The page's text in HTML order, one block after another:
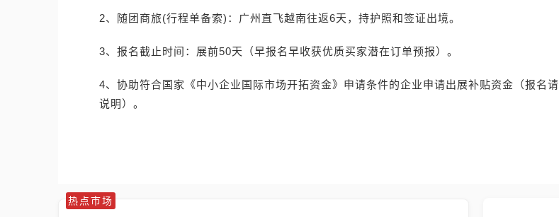
2、随团商旅(行程单备索)：广州直飞越南往返6天，持护照和签证出境。
3、报名截止时间：展前50天（早报名早收获优质买家潜在订单预报）。
4、协助符合国家《中小企业国际市场开拓资金》申请条件的企业申请出展补贴资金（报名请
说明）。
热点市场